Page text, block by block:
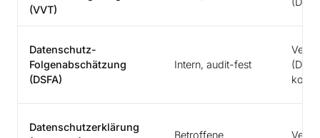
(VVT)
Datenschutz-
Folgenabschätzung
(DSFA)
Intern, audit-fest
(DSB
Datenschutzerklärung
Betroffene